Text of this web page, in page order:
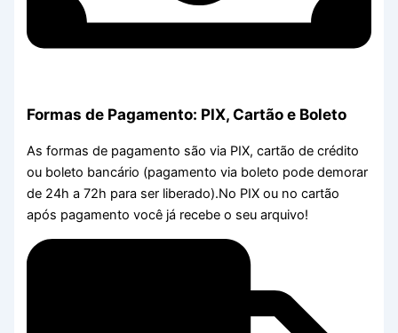
Formas de Pagamento: PIX, Cartão e Boleto
As formas de pagamento são via PIX, cartão de crédito
ou boleto bancário (pagamento via boleto pode demorar
de 24h a 72h para ser liberado).No PIX ou no cartão
após pagamento você já recebe o seu arquivo!